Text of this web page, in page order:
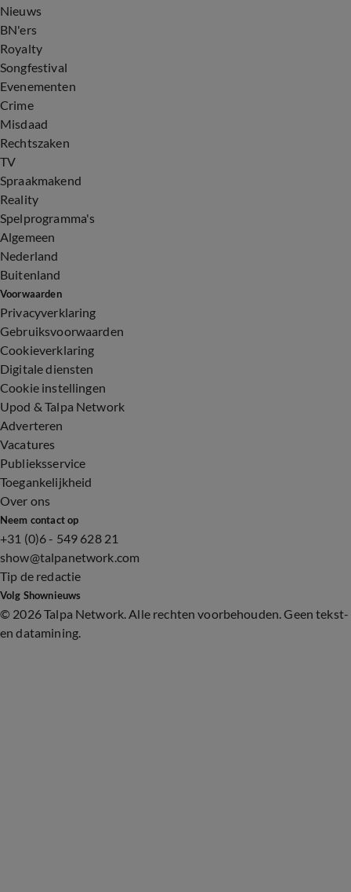
Nieuws
BN'ers
Royalty
Songfestival
Evenementen
Crime
Misdaad
Rechtszaken
TV
Spraakmakend
Reality
Spelprogramma's
Algemeen
Nederland
Buitenland
Voorwaarden
Privacyverklaring
Gebruiksvoorwaarden
Cookieverklaring
Digitale diensten
Cookie instellingen
Upod & Talpa Network
Adverteren
Vacatures
Publieksservice
Toegankelijkheid
Over ons
Neem contact op
+31 (0)6 - 549 628 21
show@talpanetwork.com
Tip de redactie
Volg Shownieuws
© 2026 Talpa Network. Alle rechten voorbehouden. Geen tekst-
en datamining.